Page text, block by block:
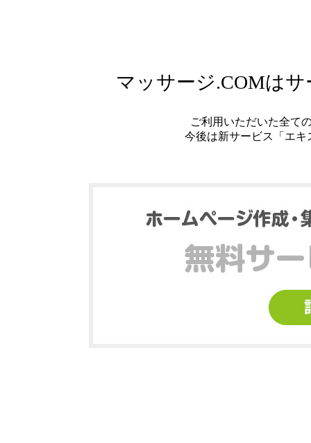
マッサージ.COMは
ご利用いただいた全て
今後は新サービス「エ